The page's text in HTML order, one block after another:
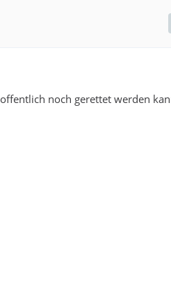
noch gerettet werden